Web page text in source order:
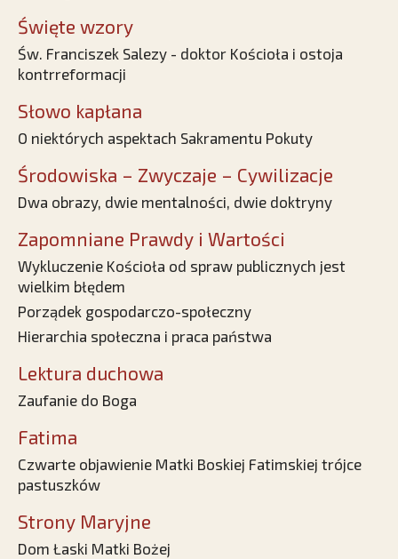
Święte wzory
Św. Franciszek Salezy - doktor Kościoła i ostoja
kontrreformacji
Słowo kapłana
O niektórych aspektach Sakramentu Pokuty
Środowiska – Zwyczaje – Cywilizacje
Dwa obrazy, dwie mentalności, dwie doktryny
Zapomniane Prawdy i Wartości
Wykluczenie Kościoła od spraw publicznych jest
wielkim błędem
Porządek gospodarczo-społeczny
Hierarchia społeczna i praca państwa
Lektura duchowa
Zaufanie do Boga
Fatima
Czwarte objawienie Matki Boskiej Fatimskiej trójce
pastuszków
Strony Maryjne
Dom Łaski Matki Bożej